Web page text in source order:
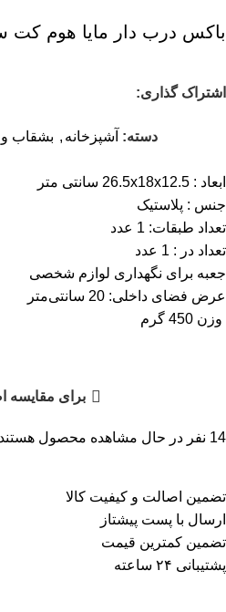
باکس درب دار مایا هوم کت
اشتراک گذاری:
دسته: آشپزخانه , بشقاب
ابعاد : 26.5x18x12.5 سانتی متر
جنس : پلاستیک
تعداد طبقات: 1 عدد
تعداد در : 1 عدد
جعبه برای نگهداری لوازم شخصی
عرض فضای داخلی: 20 سانتی‌متر
وزن 450 گرم
برای مقایسه
14 نفر در حال مشاهده محصول هستند
تضمین اصالت و کیفیت کالا
ارسال با پست پیشتاز
تضمین کمترین قیمت
پشتیبانی ۲۴ ساعته